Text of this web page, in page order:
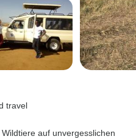
travel
auf unvergesslichen